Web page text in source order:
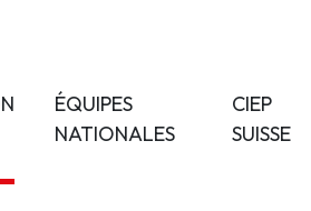
ÉQUIPES
NATIONALES
CIEP
SUISSE